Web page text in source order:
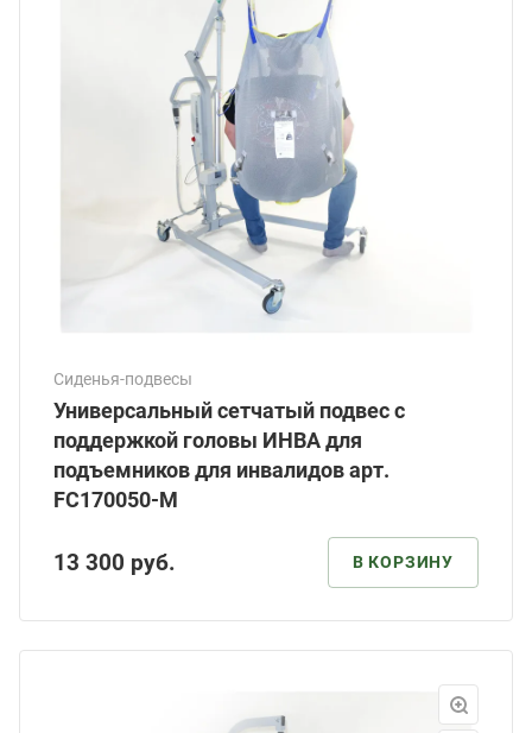
Сиденья-подвесы
Универсальный сетчатый подвес с
поддержкой головы ИНВА для
подъемников для инвалидов арт.
FC170050-М
13 300 руб. В КОРЗИНУ